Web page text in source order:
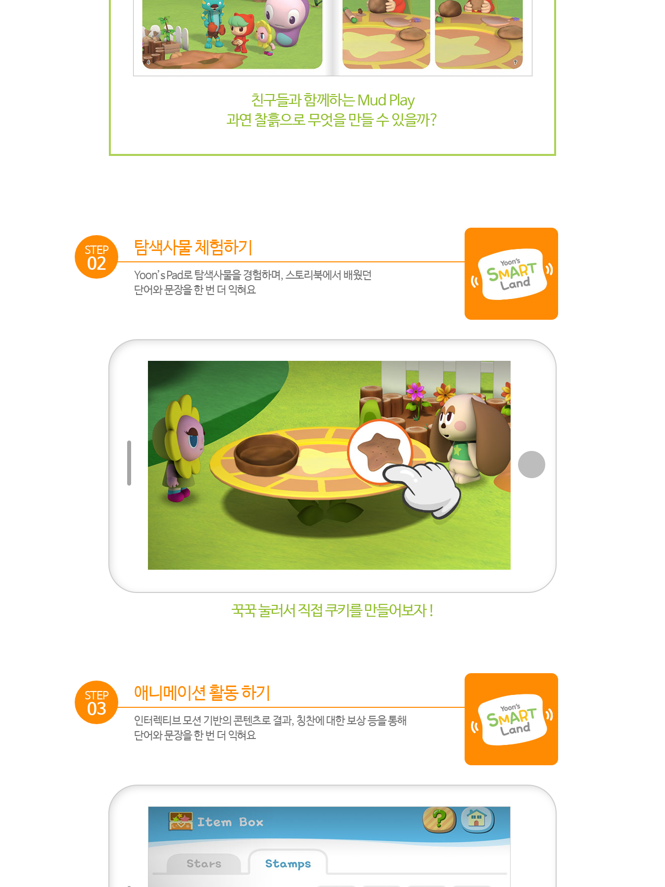
친구들과 함께하는 Mud Play
과연 찰흙으로 무엇을 만들 수 있을까?
STEP
02
탐색사물 체험하기
Yoon’s Pad로 탐색사물을 경험하며, 스토리북에서 배웠던
단어와 문장을 한 번 더 익혀요
꾹꾹 눌러서 직접 쿠키를 만들어보자 !
STEP
03
애니메이션 활동 하기
인터렉티브 모션 기반의 콘텐츠로 결과, 칭찬에 대한 보상 등을 통해
단어와 문장을 한 번 더 익혀요